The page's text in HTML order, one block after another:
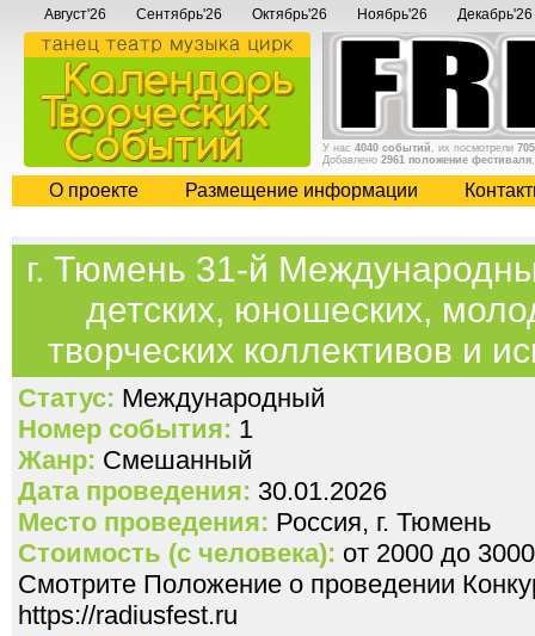
Август'26 Сентябрь'26 Октябрь'26 Ноябрь'26 Декабрь'26
У нас 4040 событий , их посмотрели
Добавлено 2961 положение фестиваля
О проекте Размещение информации
г. Тюмень 31-й
детских, юношеских,
творческих коллективов и
Статус: Международный
Номер события: 1
Жанр: Смешанный
Дата проведения: 30.01.2026
Место проведения: Россия, г. Тюмень
Стоимость (с человека): от 2000 до
Смотрите Положение о проведении
https://radiusfest.ru